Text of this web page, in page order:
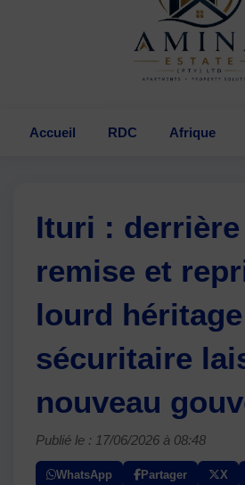
Accueil RDC Afrique
Ituri :
remise et
lourd héritage
sécuritaire
nouveau
Publié le : 17/06/2026 à 08:48
WhatsApp Partager X